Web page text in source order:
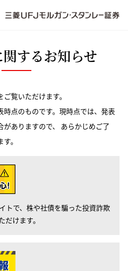
するお知らせ
覧いただけます。
点のものです。現時点では、発表
がありますので、 あらかじめご了
。
トで、株や社債を騙った投資詐欺
けます。